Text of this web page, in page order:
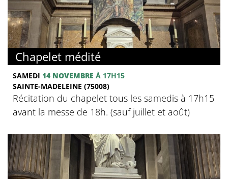
Chapelet médité
SAMEDI 14 NOVEMBRE À 17H15
SAINTE-MADELEINE (75008)
Récitation du chapelet tous les samedis à 17h15
avant la messe de 18h. (sauf juillet et août)